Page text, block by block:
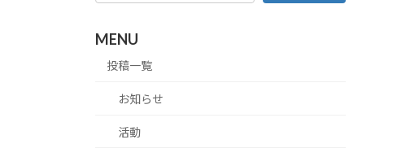
MENU
投稿一覧
お知らせ
活動